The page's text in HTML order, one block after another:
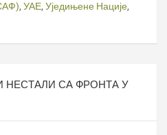
, УАЕ, Уједињене Нације,
НЕСТАЛИ СА ФРОНТА У